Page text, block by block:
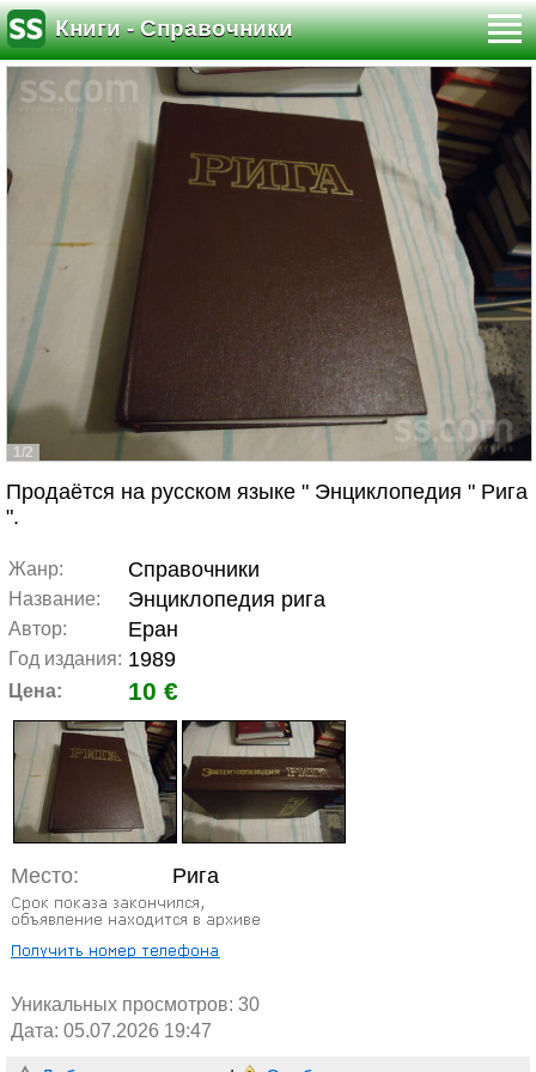
Книги - Справочники
1/2
Продаётся на русском языке " Энциклопедия " Рига
".
Жанр: Справочники
Название: Энциклопедия рига
Автор: Еран
Год издания: 1989
Цена: 10 €
Место: Рига
Уникальных просмотров: 30
Дата: 05.07.2026 19:47